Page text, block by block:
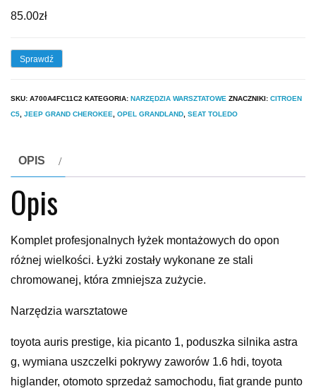
85.00zł
Sprawdź
SKU: A700A4FC11C2 KATEGORIA: NARZĘDZIA WARSZTATOWE ZNACZNIKI: CITROEN
C5 JEEP GRAND CHEROKEE OPEL GRANDLAND SEAT TOLEDO
OPIS
Opis
Komplet profesjonalnych łyżek montażowych do opon
różnej wielkości. Łyżki zostały wykonane ze stali
chromowanej, która zmniejsza zużycie.
Narzędzia warsztatowe
toyota auris prestige, kia picanto 1, poduszka silnika astra
g, wymiana uszczelki pokrywy zaworów 1.6 hdi, toyota
higlander, otomoto sprzedaż samochodu, fiat grande punto